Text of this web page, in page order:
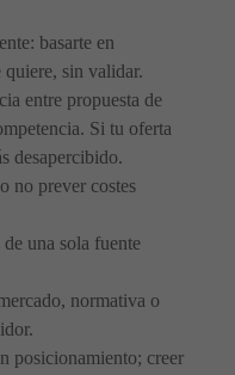
basarte en
quiere, sin validar.
entre propuesta de
Si tu oferta
desapercibido.
no prever costes
una sola fuente
normativa o
posicionamiento; creer